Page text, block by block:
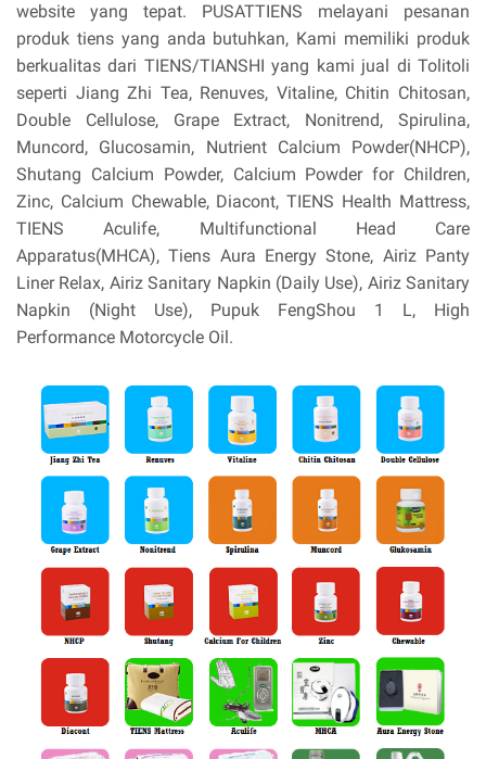
website yang tepat. PUSATTIENS melayani pesanan
produk tiens yang anda butuhkan, Kami memiliki produk
berkualitas dari TIENS/TIANSHI yang kami jual di Tolitoli
seperti Jiang Zhi Tea, Renuves, Vitaline, Chitin Chitosan,
Double Cellulose, Grape Extract, Nonitrend, Spirulina,
Muncord, Glucosamin, Nutrient Calcium Powder(NHCP),
Shutang Calcium Powder, Calcium Powder for Children,
Zinc, Calcium Chewable, Diacont, TIENS Health Mattress,
TIENS Aculife, Multifunctional Head Care
Apparatus(MHCA), Tiens Aura Energy Stone, Airiz Panty
Liner Relax, Airiz Sanitary Napkin (Daily Use), Airiz Sanitary
Napkin (Night Use), Pupuk FengShou 1 L, High
Performance Motorcycle Oil.